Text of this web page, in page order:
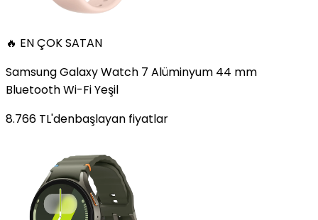
🔥 EN ÇOK SATAN
Samsung Galaxy Watch 7 Alüminyum 44 mm
Bluetooth Wi-Fi Yeşil
8.766 TL'denbaşlayan fiyatlar